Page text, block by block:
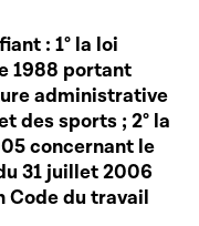
: 1° la loi
1988 portant
administrative
des sports ; 2° la
concernant le
31 juillet 2006
du travail